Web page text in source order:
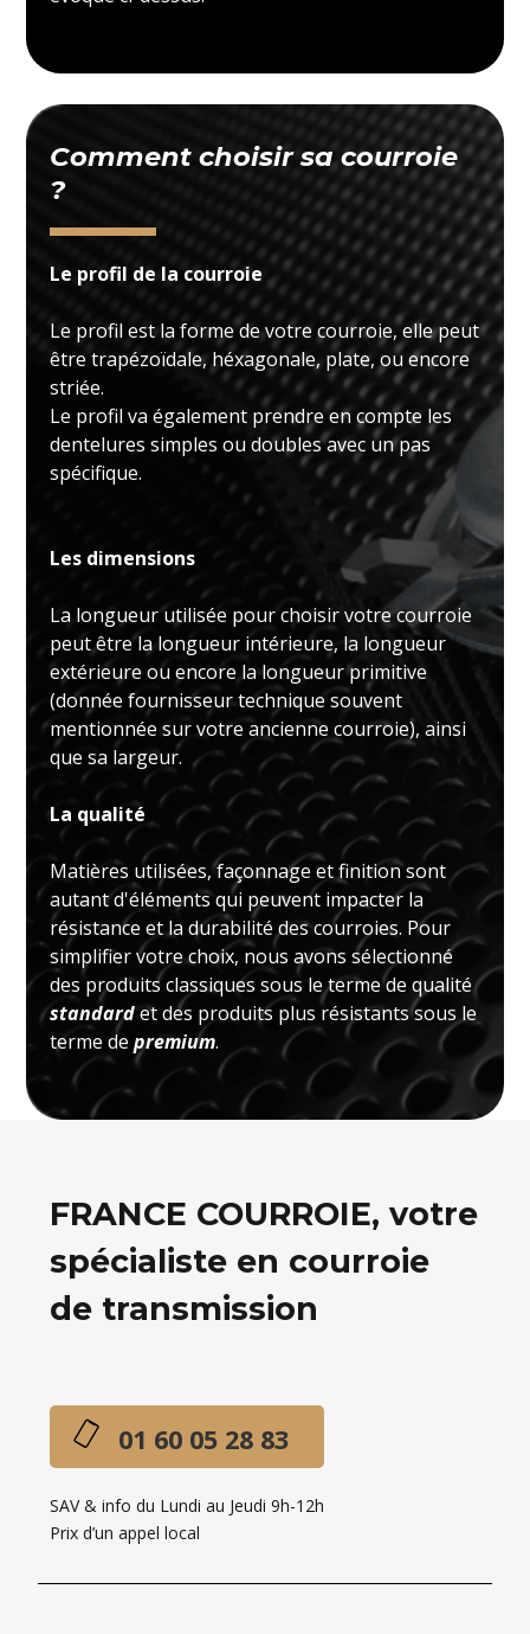
Comment choisir sa courroie
?
Le profil de la courroie
Le profil est la forme de votre courroie, elle peut
être trapézoïdale, héxagonale, plate, ou encore
striée.
Le profil va également prendre en compte les
dentelures simples ou doubles avec un pas
spécifique.
Les dimensions
La longueur utilisée pour choisir votre courroie
peut être la longueur intérieure, la longueur
extérieure ou encore la longueur primitive
(donnée fournisseur technique souvent
mentionnée sur votre ancienne courroie), ainsi
que sa largeur.
La qualité
Matières utilisées, façonnage et finition sont
autant d'éléments qui peuvent impacter la
résistance et la durabilité des courroies. Pour
simplifier votre choix, nous avons sélectionné
des produits classiques sous le terme de qualité
standardet des produits plus résistants sous le
terme depremium.
FRANCE COURROIE, votre
spécialiste en courroie
de transmission
01 60 05 28 83
SAV & info du Lundi au Jeudi 9h-12h
Prix d’un appel local